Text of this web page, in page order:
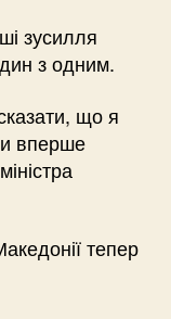
зусилля
з одним.
що я
вперше
тепер